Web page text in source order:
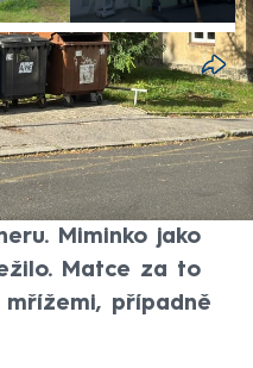
15:38
CNN Prima
která je
nad Labem
Miminko jako
Matce za to
případně